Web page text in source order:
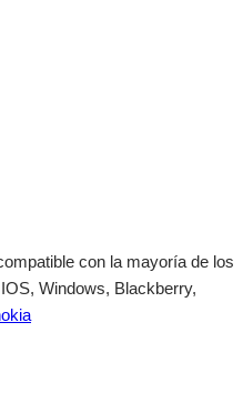
con la mayoría de los
Windows, Blackberry,